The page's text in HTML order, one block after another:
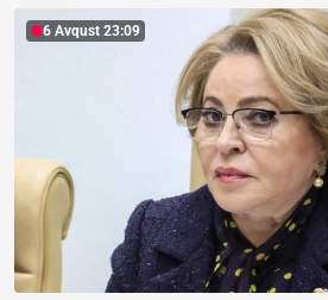
6 Avqust 23:09